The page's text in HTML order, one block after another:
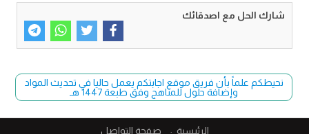
شارك الحل مع اصدقائك
نحيطكم علماً بأن فريق موقع اجابتكم يعمل حاليا في تحديث المواد
وإضافة حلول للمناهج وفق طبعة 1447 هـ
الرئيسية صفحة التواصل